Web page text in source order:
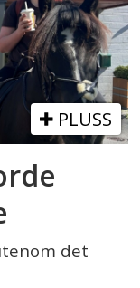
PLUSS
det